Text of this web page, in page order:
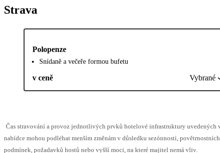
Strava
Polopenze
Snídaně a večeře formou bufetu
v ceně Vybrané
Čas stravování a provoz jednotlivých prvků hotelové infrastruktury uvedených
nabídce mohou podléhat menším změnám v důsledku sezónnosti, povětrnostních
podmínek, požadavků hostů nebo vyšší moci, na které majitel nemá vliv.